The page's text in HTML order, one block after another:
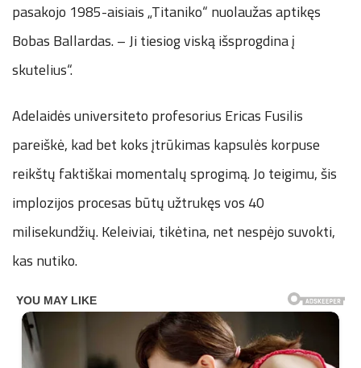
pasakojo 1985-aisiais „Titaniko“ nuolaužas aptikęs
Bobas Ballardas. – Ji tiesiog viską išsprogdina į
skutelius“.
Adelaidės universiteto profesorius Ericas Fusilis
pareiškė, kad bet koks įtrūkimas kapsulės korpuse
reikštų faktiškai momentalų sprogimą. Jo teigimu, šis
implozijos procesas būtų užtrukęs vos 40
milisekundžių. Keleiviai, tikėtina, net nespėjo suvokti,
kas nutiko.